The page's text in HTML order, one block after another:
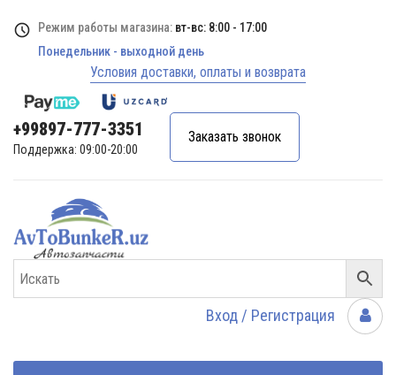
Режим работы магазина: вт-вс: 8:00 - 17:00
Понедельник - выходной день
Условия доставки, оплаты и возврата
+99897-777-3351
Поддержка: 09:00-20:00
Заказать звонок
Вход / Регистрация